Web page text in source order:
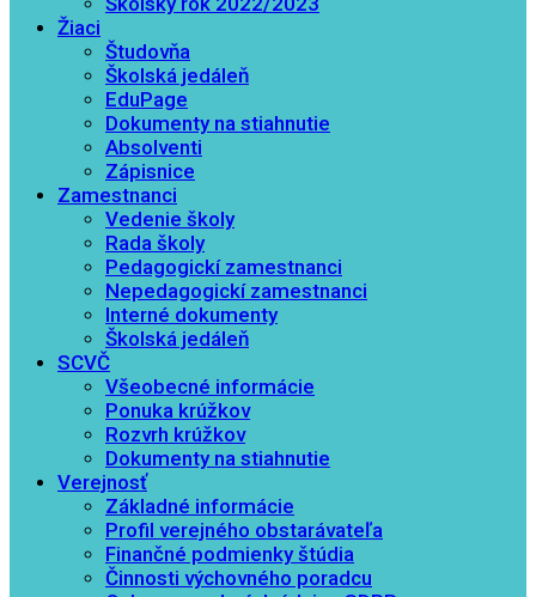
Žiaci
Študovňa
Školská jedáleň
EduPage
Dokumenty na stiahnutie
Absolventi
Zápisnice
Zamestnanci
Vedenie školy
Rada školy
Pedagogickí zamestnanci
Nepedagogickí zamestnanci
Interné dokumenty
Školská jedáleň
SCVČ
Všeobecné informácie
Ponuka krúžkov
Rozvrh krúžkov
Dokumenty na stiahnutie
Verejnosť
Základné informácie
Profil verejného obstarávateľa
Finančné podmienky štúdia
Činnosti výchovného poradcu